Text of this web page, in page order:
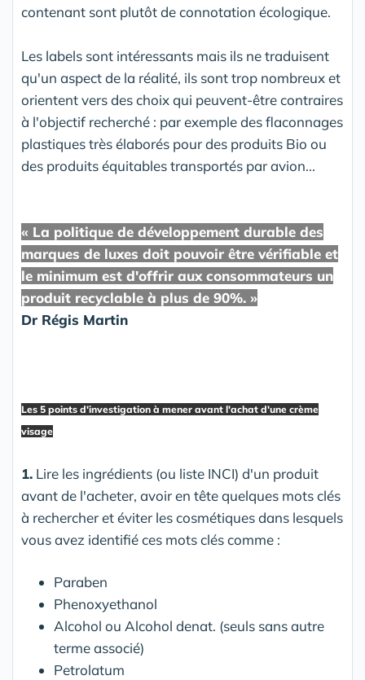
contenant sont plutôt de connotation écologique.
Les labels sont intéressants mais ils ne traduisent
qu'un aspect de la réalité, ils sont trop nombreux et
orientent vers des choix qui peuvent-être contraires
à l'objectif recherché : par exemple des flaconnages
plastiques très élaborés pour des produits Bio ou
des produits équitables transportés par avion...
« La politique de développement durable des
marques de luxes doit pouvoir être vérifiable et
le minimum est d'offrir aux consommateurs un
produit recyclable à plus de 90%. »
Dr Régis Martin
Les 5 points d'investigation à mener avant l'achat d'une crème
visage
1. Lire les ingrédients (ou liste INCI) d'un produit
avant de l'acheter, avoir en tête quelques mots clés
à rechercher et éviter les cosmétiques dans lesquels
vous avez identifié ces mots clés comme :
Paraben
Phenoxyethanol
Alcohol ou Alcohol denat. (seuls sans autre
terme associé)
Petrolatum